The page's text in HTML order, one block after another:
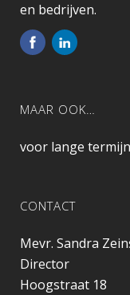
en bedrijven.
MAAR OOK…
voor lange
CONTACT
Mevr. Sandra
Director
Hoogstraat 18